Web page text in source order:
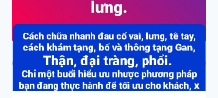
THEO
THỜI
GIAN,
KHÔNG
SỬA
GỐC
GÂY